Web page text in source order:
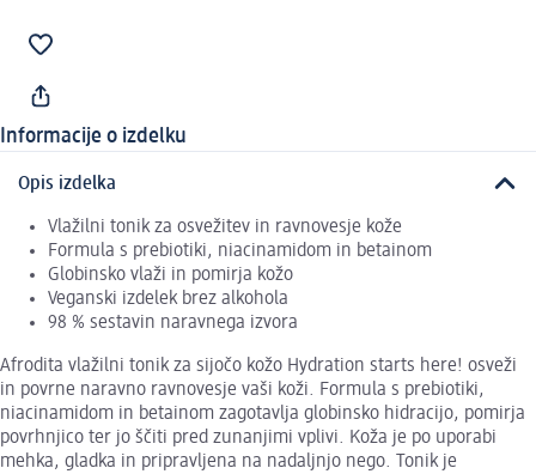
Informacije o izdelku
Opis izdelka
Vlažilni tonik za osvežitev in ravnovesje kože
Formula s prebiotiki, niacinamidom in betainom
Globinsko vlaži in pomirja kožo
Veganski izdelek brez alkohola
98 % sestavin naravnega izvora
Afrodita vlažilni tonik za sijočo kožo Hydration starts here! osveži
in povrne naravno ravnovesje vaši koži. Formula s prebiotiki,
niacinamidom in betainom zagotavlja globinsko hidracijo, pomirja
povrhnjico ter jo ščiti pred zunanjimi vplivi. Koža je po uporabi
mehka, gladka in pripravljena na nadaljnjo nego. Tonik je